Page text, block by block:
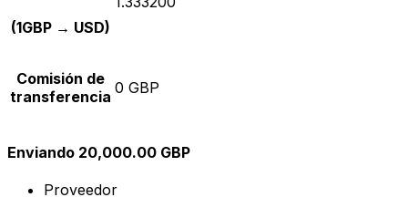
(1GBP → USD)
Comisión de
transferencia 0 GBP
Enviando 20,000.00 GBP
Proveedor